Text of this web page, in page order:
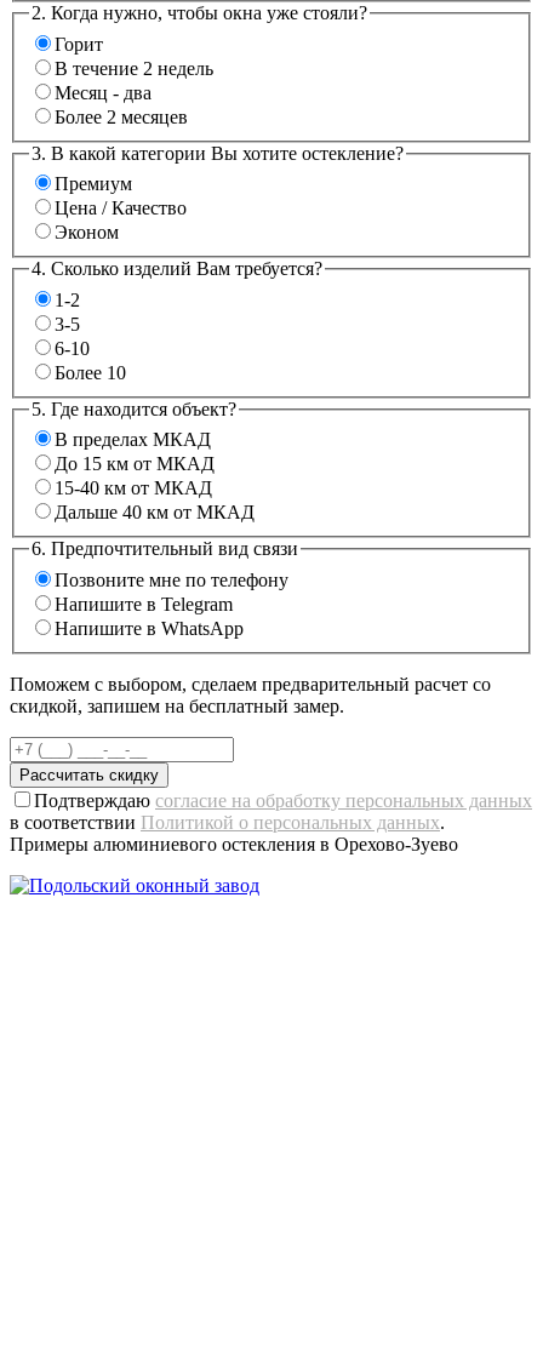
2. Когда нужно, чтобы окна уже стояли?
Горит
В течение 2 недель
Месяц - два
Более 2 месяцев
3. В какой категории Вы хотите остекление?
Премиум
Цена / Качество
Эконом
4. Сколько изделий Вам требуется?
1-2
3-5
6-10
Более 10
5. Где находится объект?
В пределах МКАД
До 15 км от МКАД
15-40 км от МКАД
Дальше 40 км от МКАД
6. Предпочтительный вид связи
Позвоните мне по телефону
Напишите в Telegram
Напишите в WhatsApp
Поможем с выбором, сделаем предварительный расчет со
скидкой, запишем на бесплатный замер.
Рассчитать скидку
Подтверждаю согласие на обработку персональных данных
в соответствии Политикой о персональных данных.
Примеры алюминиевого остекления в Орехово-Зуево